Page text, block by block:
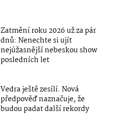
Zatmění roku 2026 už za pár
dnů: Nenechte si ujít
nejúžasnější nebeskou show
posledních let
Vedra ještě zesílí. Nová
předpověď naznačuje, že
budou padat další rekordy